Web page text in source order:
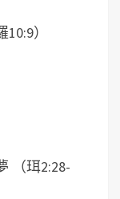
）
（珥2:28-